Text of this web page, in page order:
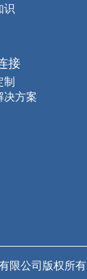
识
接
制
决方案
限公司版权所有